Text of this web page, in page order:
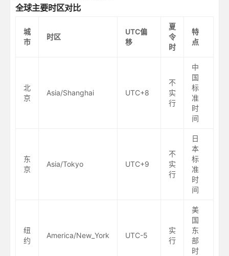
全球主要时区对比
城
市
时区
UTC偏
移
夏
令
时
特
点
北
京
Asia/Shanghai UTC+8
不
实
行
中
国
标
准
时
间
东
京
Asia/Tokyo UTC+9
不
实
行
日
本
标
准
时
间
纽
约
America/New_York UTC-5
实
行
美
国
东
部
时